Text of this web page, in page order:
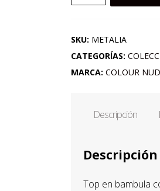
EN
CON
BIES
GEOMÉTRICOS
SKU: METALIA
CATEGORÍAS:
MARCA: COLOUR
Descripción
Descripción
Top en bambula